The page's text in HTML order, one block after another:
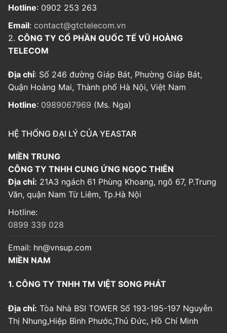
Hotline: 0902 253 263
Email: contact@gtctelecom.vn
2. CÔNG TY CỔ PHẦN QUỐC TẾ VŨ HOÀNG
TELECOM
Địa chỉ: Số 246 đường Giáp Bát, Phường Giáp Bát,
Quận Hoàng Mai, Thành phố Hà Nội, Việt Nam
Hotline: 0989067969 (Ms. Nga)
HỆ THỐNG ĐẠI LÝ CỦA YEASTAR
MIỀN TRUNG
CÔNG TY TNHH CUNG ỨNG NGỌC THIÊN
Địa chỉ: 21A3 ngách 61 Phùng Khoang, ngõ 67, P.Trung
Văn, quận Nam Từ Liêm, Tp.Hà Nội
Hotline:
0899 339 028
Email: hn@vnsup.com
MIỀN NAM
1. CÔNG TY TNHH TM VIỆT SONG PHÁT
Địa chỉ: Tòa Nhà BSI TOWER Số 193-195-197 Nguyễn
Thị Nhung,Hiệp Bình Phước,Thủ Đức, Hồ Chí Minh